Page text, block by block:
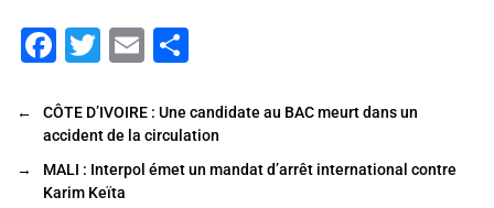
F
c
e
b
T
tt
er
E
ai
l
ta
g
er
←
CÔTE D’IVOIRE : Une candidate au BAC meurt dans un
accident de la circulation
→
MALI : Interpol émet un mandat d’arrêt international contre
Karim Keïta